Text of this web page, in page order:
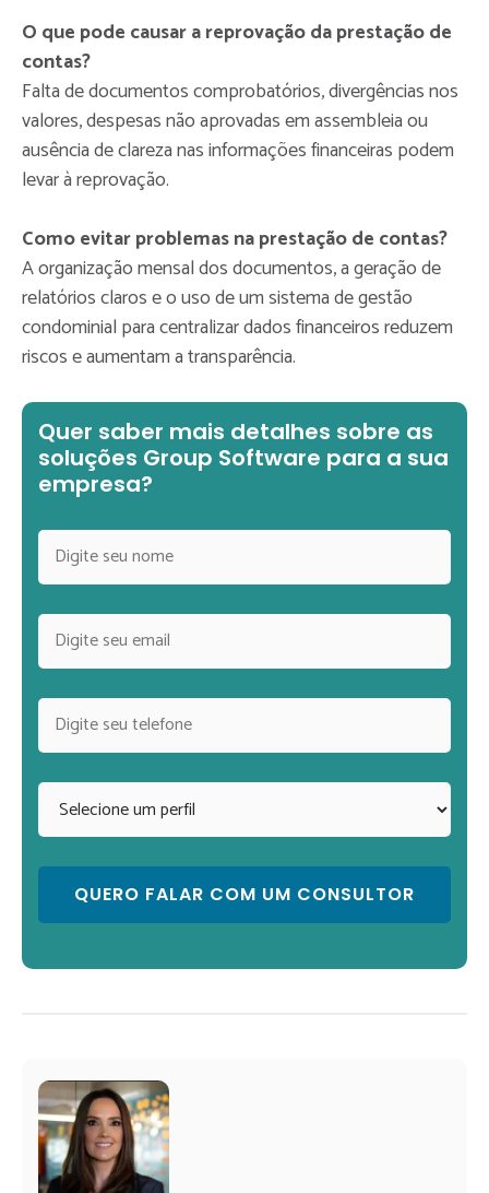
O que pode causar a reprovação da prestação de
contas?
Falta de documentos comprobatórios, divergências nos
valores, despesas não aprovadas em assembleia ou
ausência de clareza nas informações financeiras podem
levar à reprovação.
Como evitar problemas na prestação de contas?
A organização mensal dos documentos, a geração de
relatórios claros e o uso de um sistema de gestão
condominial para centralizar dados financeiros reduzem
riscos e aumentam a transparência.
Quer saber mais detalhes sobre as
soluções Group Software para a sua
empresa?